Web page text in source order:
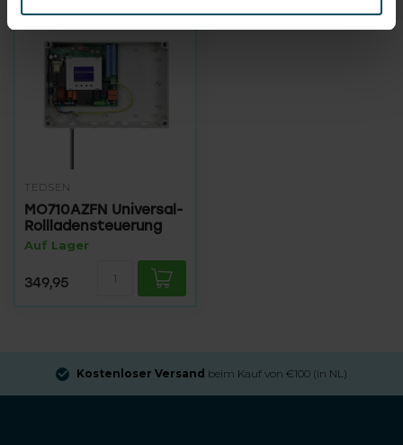
TEDSEN
MO710AZFN Universal-
Rollladensteuerung
Auf Lager
349,95
Kostenloser Versand beim Kauf von €100 (in NL)